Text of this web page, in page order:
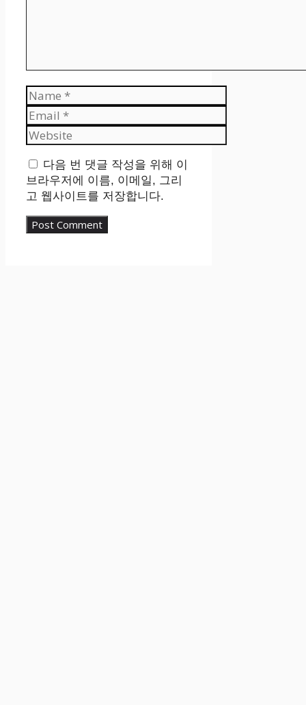
Name
Email
Website
다음 번 댓글 작성을 위해 이
브라우저에 이름, 이메일, 그리
고 웹사이트를 저장합니다.